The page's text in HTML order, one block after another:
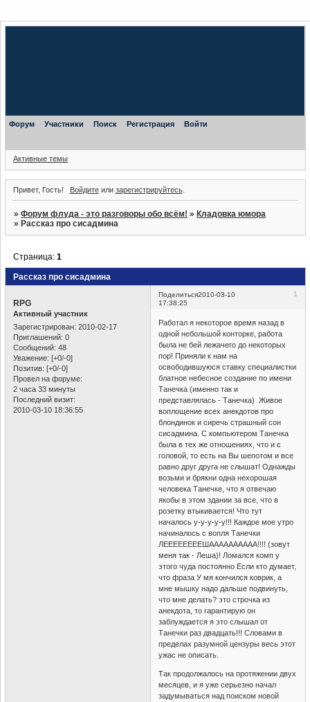
Форум Участники Поиск Регистрация Войти
Активные темы
Привет, Гость! Войдитеили зарегистрируйтесь.
»Форум флуда - это разговоры обо всём! »Кладовка юмора
»Рассказ про сисадмина
Рассказ про сисадмина
Страница:1
Поделиться 1
2010-03-10
17:38:25
RPG
Активный участник
Зарегистрирован: 2010-02-17
Приглашений: 0
Сообщений: 48
Уважение: [+0/-0]
Позитив: [+0/-0]
Провел на форуме:
2 часа 33 минуты
Последний визит:
2010-03-10 18:36:55
Работал я некоторое время назад в
одной небольшой конторке, работа
была не бей лежачего до некоторых
пор! Приняли к нам на
освободившуюся ставку специалистки
блатное небесное создание по имени
Танечка (именно так и
представлялась - Танечка) Живое
воплощение всех анекдотов про
блондинок и сиречь страшный сон
сисадмина. С компьютером Танечка
была в тех же отношениях, что и с
головой, то есть на Вы шепотом и все
равно друг друга не слышат! Однажды
возьми и брякни одна нехорошая
человека Танечке, что я отвечаю
якобы в этом здании за все, что в
розетку втыкивается! Что тут
началось у-у-у-у-у!!! Каждое мое утро
начиналось с вопля Танечки
ЛЕЕЕЕЕЕЕЕШАААААААААА!!!! (зовут
меня так - Леша)! Ломался комп у
этого чуда постоянно Если кто думает,
что фраза У мя кончился коврик, а
мне мышку надо дальше подвинуть,
что мне делать? это строчка из
анекдота, то гарантирую он
заблуждается я это слышал от
Танечки раз двадцать!!! Словами в
пределах разумной цензуры весь этот
ужас не описать.
Так продолжалось на протяжении двух
месяцев, и я уже серьезно начал
задумываться над поиском новой